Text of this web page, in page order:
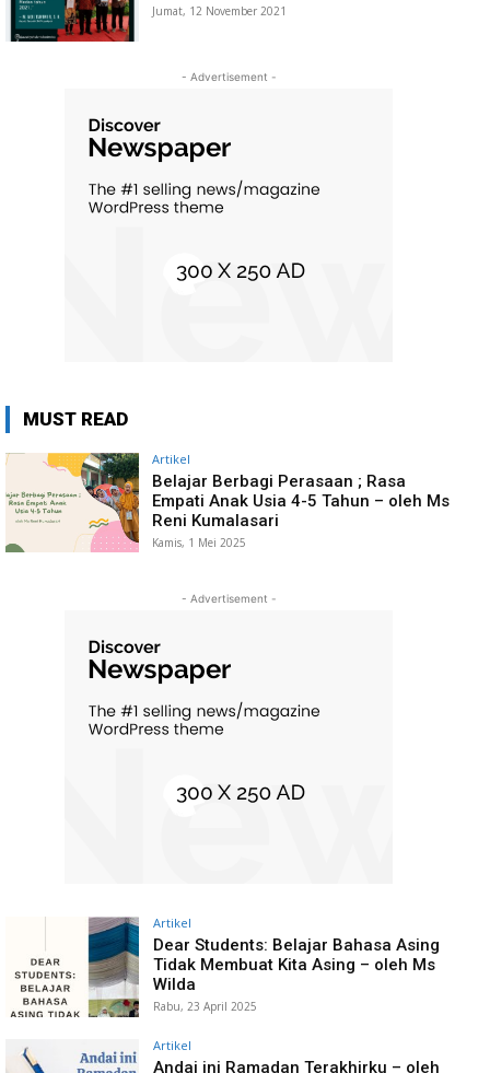
Jumat, 12 November 2021
- Advertisement -
MUST READ
Artikel
Belajar Berbagi Perasaan ; Rasa
Empati Anak Usia 4-5 Tahun – oleh Ms
Reni Kumalasari
Kamis, 1 Mei 2025
- Advertisement -
Artikel
Dear Students: Belajar Bahasa Asing
Tidak Membuat Kita Asing – oleh Ms
Wilda
Rabu, 23 April 2025
Artikel
Andai ini Ramadan Terakhirku – oleh